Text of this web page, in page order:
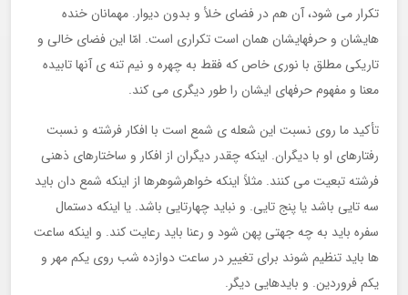
تکرار می شود، آن هم در فضای خلأ و بدون دیوار. مهمانان خنده
هایشان و حرفهایشان همان است تکراری است. امّا این فضای خالی و
تاریکی مطلق با نوری خاص که فقط به چهره و نیم تنه ی آنها تابیده
معنا و مفهوم حرفهای ایشان را طور دیگری می کند.
تأکید ما روی نسبت این شعله ی شمع است با افکار فرشته و نسبت
رفتارهای او با دیگران. اینکه چقدر دیگران از افکار و ساختارهای ذهنی
فرشته تبعیت می کنند. مثلاً اینکه خواهرشوهرها از اینکه شمع دان باید
سه تایی باشد یا پنج تایی. و نباید چهارتایی باشد. یا اینکه دستمال
سفره باید به چه جهتی پهن شود و رعنا باید رعایت کند. و اینکه ساعت
ها باید تنظیم شوند برای تغییر در ساعت دوازده شب روی یکم مهر و
یکم فروردین. و بایدهایی دیگر.